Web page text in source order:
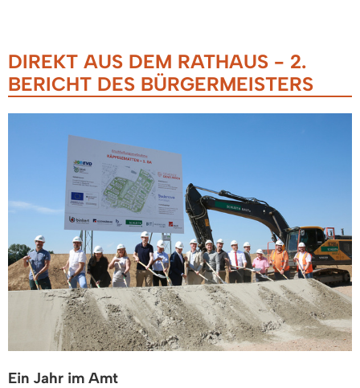
DIREKT AUS DEM RATHAUS - 2.
BERICHT DES BÜRGERMEISTERS
Ein Jahr im Amt